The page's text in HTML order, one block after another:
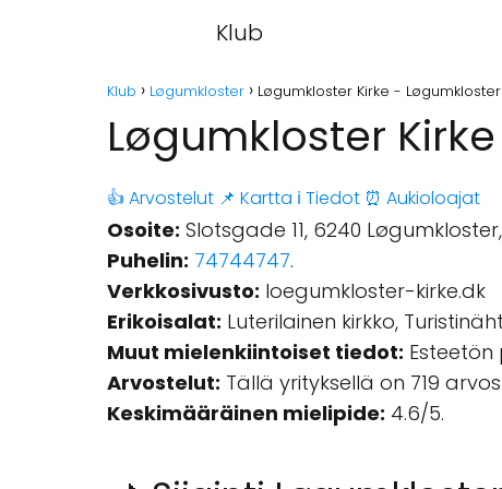
Klub
Klub Løgumkloster Løgumkloster Kirke - Løgumkloster
Løgumkloster
👍 Arvostelut 📌 Kartta ℹ️ Tiedot ⏰ Aukioloajat
Osoite: Slotsgade 11, 6240
Puhelin: 74744747.
Verkkosivusto: loegumkloster-kirke.dk
Erikoisalat: Luterilainen kirkko,
Muut mielenkiintoiset tiedot: Esteetön
Arvostelut: Tällä yrityksellä on 719
Keskimääräinen mielipide: 4.6/5.